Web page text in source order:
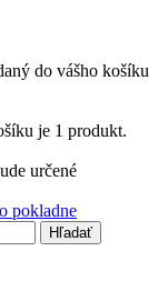
do vášho košíku
je 1 produkt.
určené
pokladne
Hľadať